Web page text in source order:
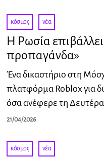
κόσμος · νέα
Η Ρωσία
προπαγάνδα»
Ένα δικαστήριο στη
πλατφόρμα Roblox για
όσα ανέφερε τη Δευτέρα
21/04/2026
κόσμος · νέα